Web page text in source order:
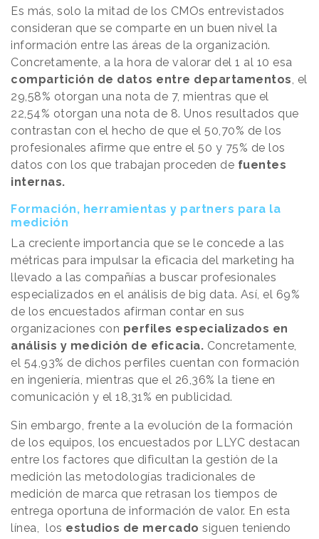
Es más, solo la mitad de los CMOs entrevistados
consideran que se comparte en un buen nivel la
información entre las áreas de la organización.
Concretamente, a la hora de valorar del 1 al 10 esa
compartición de datos entre departamentos, el
29,58% otorgan una nota de 7, mientras que el
22,54% otorgan una nota de 8. Unos resultados que
contrastan con el hecho de que el 50,70% de los
profesionales afirme que entre el 50 y 75% de los
datos con los que trabajan proceden de fuentes
internas.
Formación, herramientas y partners para la
medición
La creciente importancia que se le concede a las
métricas para impulsar la eficacia del marketing ha
llevado a las compañías a buscar profesionales
especializados en el análisis de big data. Así, el 69%
de los encuestados afirman contar en sus
organizaciones con perfiles especializados en
análisis y medición de eficacia. Concretamente,
el 54,93% de dichos perfiles cuentan con formación
en ingeniería, mientras que el 26,36% la tiene en
comunicación y el 18,31% en publicidad.
Sin embargo, frente a la evolución de la formación
de los equipos, los encuestados por LLYC destacan
entre los factores que dificultan la gestión de la
medición las metodologías tradicionales de
medición de marca que retrasan los tiempos de
entrega oportuna de información de valor. En esta
línea, los estudios de mercado siguen teniendo